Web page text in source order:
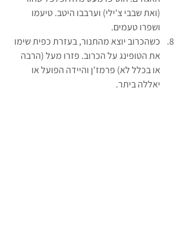
(ואת שבבי צ'ילי) וערבבו היטב. טיעמו
ושפרו טעמים.
כשהכרוב יוצא מהתנור, בעזרת כפית שימו
את הטופינג על הכרוב. פזרו מעל (הרבה
או בכלל לא) פרמז'ן והיידה הפועל או
יאללה ביתר.